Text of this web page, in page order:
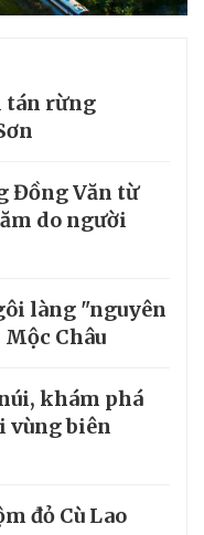
tán rừng
Đồng Văn từ
do người
làng "nguyên
Châu
khám phá
vùng biên
đỏ Cù Lao